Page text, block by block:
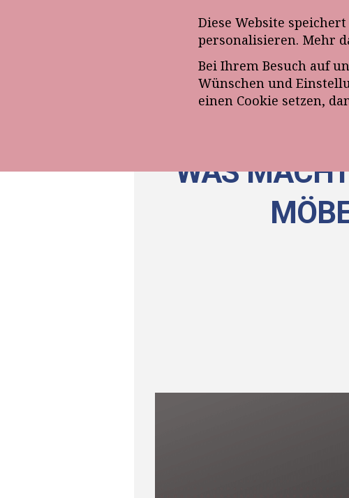
Diese Website
personalisieren. Mehr
Bei Ihrem Besuch auf
Wünschen und
einen Cookie setzen,
Anmeldung zum E-Mail-
ÜBER UNS
WAS